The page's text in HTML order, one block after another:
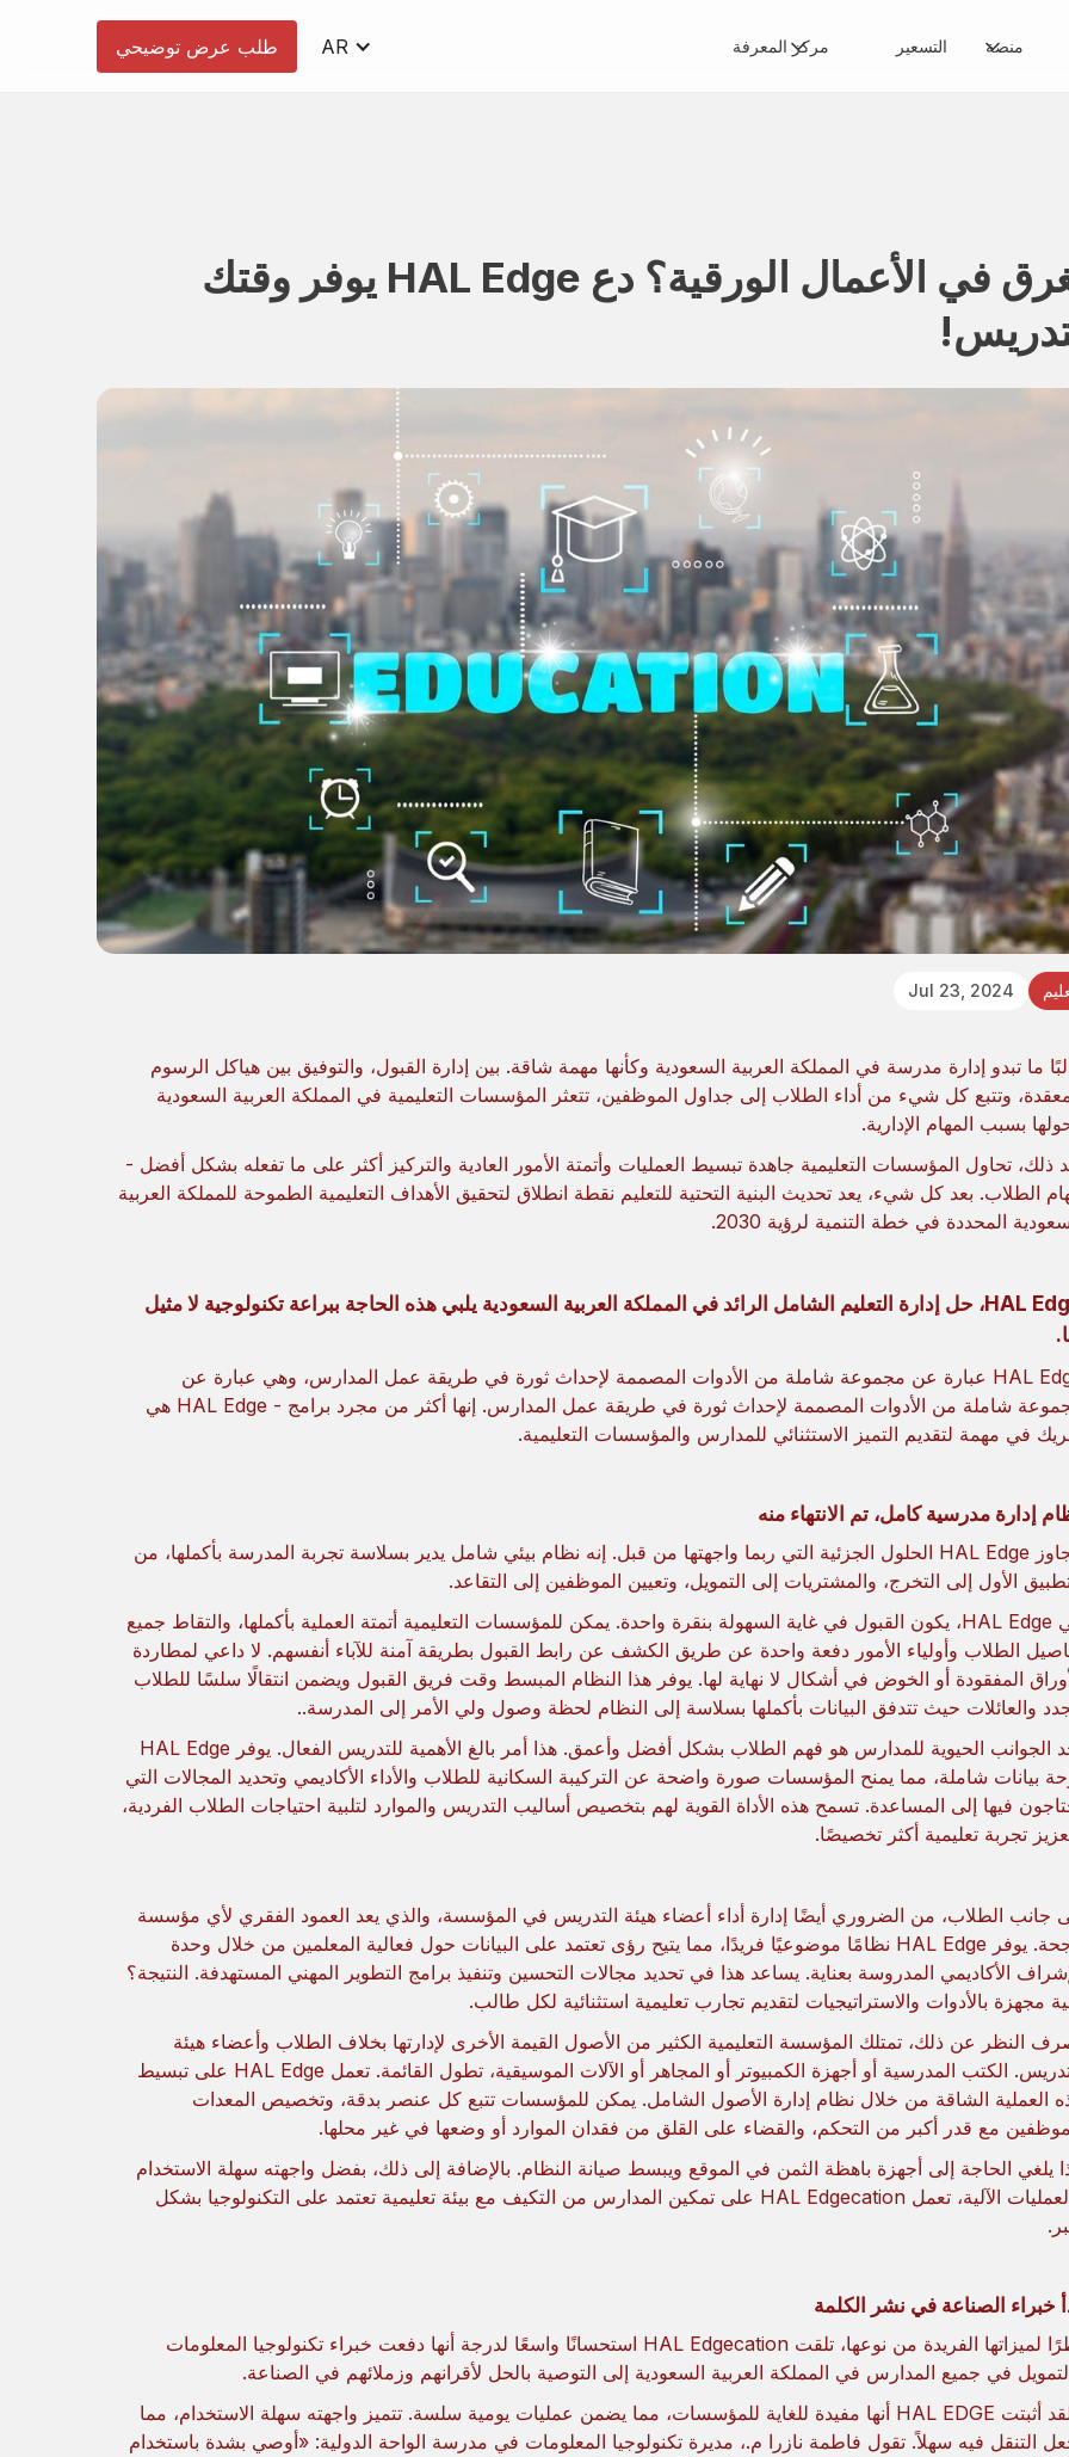
منصة التسعير مركز المعرفة AR طلب عرض توضيحي
الغرق في الأعمال الورقية؟ دع HAL Edge يوفر وقتك
Jul 23, 2024
ما تبدو إدارة مدرسة في المملكة العربية السعودية وكأنها مهمة شاقة. بين إدارة القبول، والتوفيق بين هياكل الرسوم
وتتبع كل شيء من أداء الطلاب إلى جداول الموظفين، تتعثر المؤسسات التعليمية في المملكة العربية السعودية
بسبب المهام الإدارية.
ذلك، تحاول المؤسسات التعليمية جاهدة تبسيط العمليات وأتمتة الأمور العادية والتركيز أكثر على ما تفعله بشكل أفضل -
الطلاب. بعد كل شيء، يعد تحديث البنية التحتية للتعليم نقطة انطلاق لتحقيق الأهداف التعليمية الطموحة للمملكة العربية
المحددة في خطة التنمية لرؤية 2030.
HAL Edge، حل إدارة التعليم الشامل الرائد في المملكة العربية السعودية يلبي هذه الحاجة ببراعة تكنولوجية لا مثيل
HAL Edge عبارة عن مجموعة شاملة من الأدوات المصممة لإحداث ثورة في طريقة عمل المدارس، وهي عبارة عن
مجموعة شاملة من الأدوات المصممة لإحداث ثورة في طريقة عمل المدارس. إنها أكثر من مجرد برامج - HAL Edge هي
في مهمة لتقديم التميز الاستثنائي للمدارس والمؤسسات التعليمية.
إدارة مدرسية كامل، تم الانتهاء منه
تتجاوز HAL Edge الحلول الجزئية التي ربما واجهتها من قبل. إنه نظام بيئي شامل يدير بسلاسة تجربة المدرسة بأكملها، من
الأول إلى التخرج، والمشتريات إلى التمويل، وتعيين الموظفين إلى التقاعد.
في HAL Edge، يكون القبول في غاية السهولة بنقرة واحدة. يمكن للمؤسسات التعليمية أتمتة العملية بأكملها، والتقاط جميع
الطلاب وأولياء الأمور دفعة واحدة عن طريق الكشف عن رابط القبول بطريقة آمنة للآباء أنفسهم. لا داعي لمطاردة
المفقودة أو الخوض في أشكال لا نهاية لها. يوفر هذا النظام المبسط وقت فريق القبول ويضمن انتقالًا سلسًا للطلاب
والعائلات حيث تتدفق البيانات بأكملها بسلاسة إلى النظام لحظة وصول ولي الأمر إلى المدرسة..
أحد الجوانب الحيوية للمدارس هو فهم الطلاب بشكل أفضل وأعمق. هذا أمر بالغ الأهمية للتدريس الفعال. يوفر HAL Edge
بيانات شاملة، مما يمنح المؤسسات صورة واضحة عن التركيبة السكانية للطلاب والأداء الأكاديمي وتحديد المجالات التي
فيها إلى المساعدة. تسمح هذه الأداة القوية لهم بتخصيص أساليب التدريس والموارد لتلبية احتياجات الطلاب الفردية،
تجربة تعليمية أكثر تخصيصًا.
جانب الطلاب، من الضروري أيضًا إدارة أداء أعضاء هيئة التدريس في المؤسسة، والذي يعد العمود الفقري لأي مؤسسة
ناجحة. يوفر HAL Edge نظامًا موضوعيًا فريدًا، مما يتيح رؤى تعتمد على البيانات حول فعالية المعلمين من خلال وحدة
الأكاديمي المدروسة بعناية. يساعد هذا في تحديد مجالات التحسين وتنفيذ برامج التطوير المهني المستهدفة. النتيجة؟
مجهزة بالأدوات والاستراتيجيات لتقديم تجارب تعليمية استثنائية لكل طالب.
النظر عن ذلك، تمتلك المؤسسة التعليمية الكثير من الأصول القيمة الأخرى لإدارتها بخلاف الطلاب وأعضاء هيئة
التدريس. الكتب المدرسية أو أجهزة الكمبيوتر أو المجاهر أو الآلات الموسيقية، تطول القائمة. تعمل HAL Edge على تبسيط
العملية الشاقة من خلال نظام إدارة الأصول الشامل. يمكن للمؤسسات تتبع كل عنصر بدقة، وتخصيص المعدات
مع قدر أكبر من التحكم، والقضاء على القلق من فقدان الموارد أو وضعها في غير محلها.
يلغي الحاجة إلى أجهزة باهظة الثمن في الموقع ويبسط صيانة النظام. بالإضافة إلى ذلك، بفضل واجهته سهلة الاستخدام
والعمليات الآلية، تعمل HAL Edgecation على تمكين المدارس من التكيف مع بيئة تعليمية تعتمد على التكنولوجيا بشكل
خبراء الصناعة في نشر الكلمة
نظرًا لميزاتها الفريدة من نوعها، تلقت HAL Edgecation استحسانًا واسعًا لدرجة أنها دفعت خبراء تكنولوجيا المعلومات
في جميع المدارس في المملكة العربية السعودية إلى التوصية بالحل لأقرانهم وزملائهم في الصناعة.
«لقد أثبتت HAL EDGE أنها مفيدة للغاية للمؤسسات، مما يضمن عمليات يومية سلسة. تتميز واجهته سهلة الاستخدام، مما
التنقل فيه سهلاً. تقول فاطمة نازرا م.، مديرة تكنولوجيا المعلومات في مدرسة الواحة الدولية: «أوصي بشدة باستخدام